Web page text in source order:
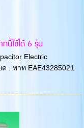
นี้ใช้ได้ 6 รุ่น
Electric
: พาท EAE43285021